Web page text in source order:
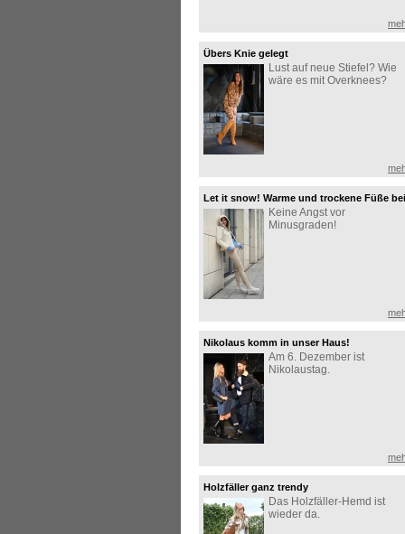
Übers Knie gelegt
Lust auf neue Stiefel? Wie
wäre es mit Overknees?
Let it snow! Warme und trockene Füße bei
jedem Wetter Keine Angst vor
Minusgraden!
Nikolaus komm in unser Haus!
Am 6. Dezember ist
Nikolaustag.
Holzfäller ganz trendy
Das Holzfäller-Hemd ist
wieder da.